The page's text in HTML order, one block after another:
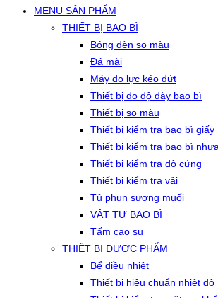
MENU SẢN PHẨM
THIẾT BỊ BAO BÌ
Bóng đèn so màu
Đá mài
Máy đo lực kéo đứt
Thiết bị đo độ dày bao bì
Thiết bị so màu
Thiết bị kiểm tra bao bì giấy
Thiết bị kiểm tra bao bì nhựa
Thiết bị kiểm tra độ cứng
Thiết bị kiểm tra vải
Tủ phun sương muối
VẬT TƯ BAO BÌ
Tấm cao su
THIẾT BỊ DƯỢC PHẨM
Bể điều nhiệt
Thiết bị hiệu chuẩn nhiệt độ